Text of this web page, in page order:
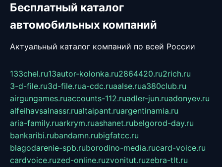
Бесплатный каталог
автомобильных компаний
Актуальный каталог компаний по всей России
133chel.ru13autor-kolonka.ru2864420.ru2rich.ru
3-d-file.ru3d-file.rua-cdc.ruaalse.rua380club.ru
airgungames.ruaccounts-112.ruadler-jun.ruadonyev.ru
alfeihavsalnassr.rualtaipant.ruargentinamia.ru
aria-family.ruarkrym.ruashanet.rubelgorod-day.ru
bankaribi.rubandamn.rubigfatcc.ru
blagodarenie-spb.ruborodino-media.rucard-voice.ru
cardvoice.ruzed-online.ruzvonitut.ruzebra-tlt.ru